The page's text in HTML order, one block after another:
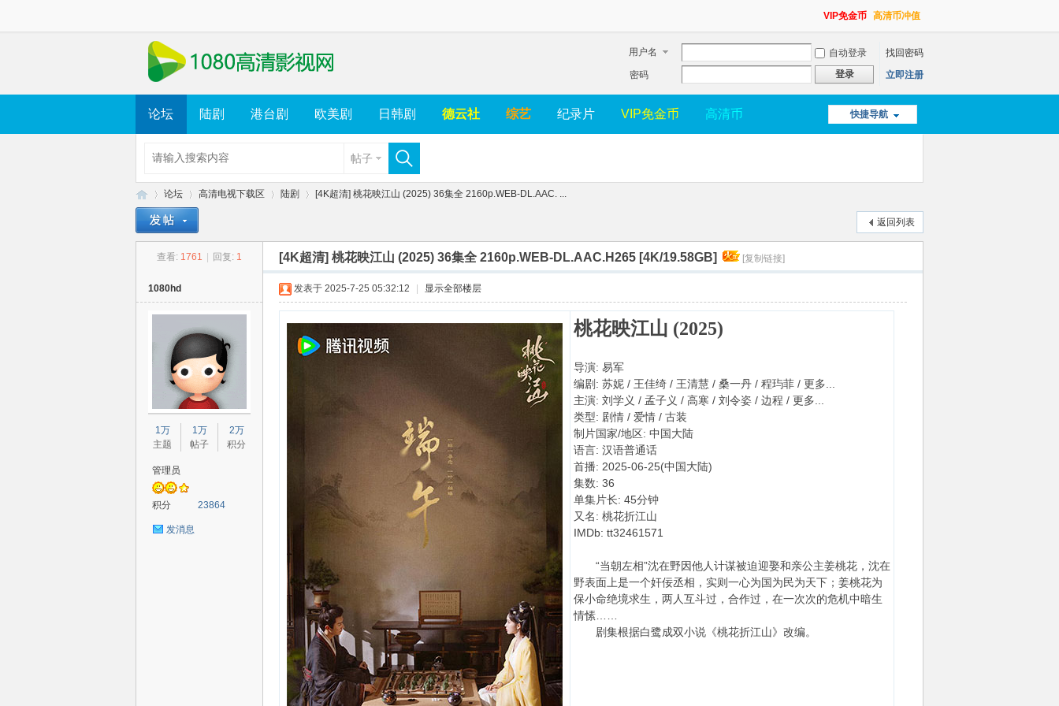
VIP免金币 高清币冲值
用户名 自动登录
找回密码
密码
登录 立即注册
快捷导航
论坛 陆剧 港台剧 欧美剧 日韩剧 德云社 综艺 纪录片 VIP免金币 高清币
帖子
论坛
›
高清电视下载区 陆剧
›
[4K超清] 桃花映江山 (2025) 36集全 2160p.WEB-DL.AAC. ...
返回列表
查看: 1761 回复: 1 [4K超清] 桃花映江山 (2025) 36集全 2160p.WEB-DL.AAC.H265 [4K/19.58GB] [复制链接]
1080hd
1万
主题
1万
帖子
2万
积分
管理员
积分 23864
发消息
发表于 2025-7-25 05:32:12 显示全部楼层
桃花映江山 (2025)
导演: 易军
编剧: 苏妮 / 王佳绮 / 王清慧 / 桑一丹 / 程玙菲 / 更多...
主演: 刘学义 / 孟子义 / 高寒 / 刘令姿 / 边程 / 更多...
类型: 剧情 / 爱情 / 古装
制片国家/地区: 中国大陆
语言: 汉语普通话
首播: 2025-06-25(中国大陆)
集数: 36
单集片长: 45分钟
又名: 桃花折江山
IMDb: tt32461571
“当朝左相”沈在野因他人计谋被迫迎娶和亲公主姜桃花，沈在
野表面上是一个奸佞丞相，实则一心为国为民为天下；姜桃花为
保小命绝境求生，两人互斗过，合作过，在一次次的危机中暗生
情愫……
剧集根据白鹭成双小说《桃花折江山》改编。